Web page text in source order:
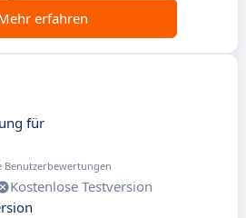
erfahren
für
Benutzerbewertungen
Kostenlose Testversion